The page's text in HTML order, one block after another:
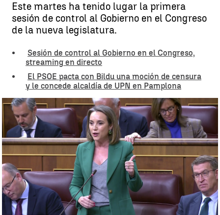
Este martes ha tenido lugar la primera
sesión de control al Gobierno en el Congreso
de la nueva legislatura.
Sesión de control al Gobierno en el Congreso,
streaming en directo
El PSOE pacta con Bildu una moción de censura
y le concede alcaldía de UPN en Pamplona
El rifirrafe entre Gamarra y Calviño | Antena 3 Noticias
Luis Alcantud
Publicado:
13 de diciembre de 2023, 09:13